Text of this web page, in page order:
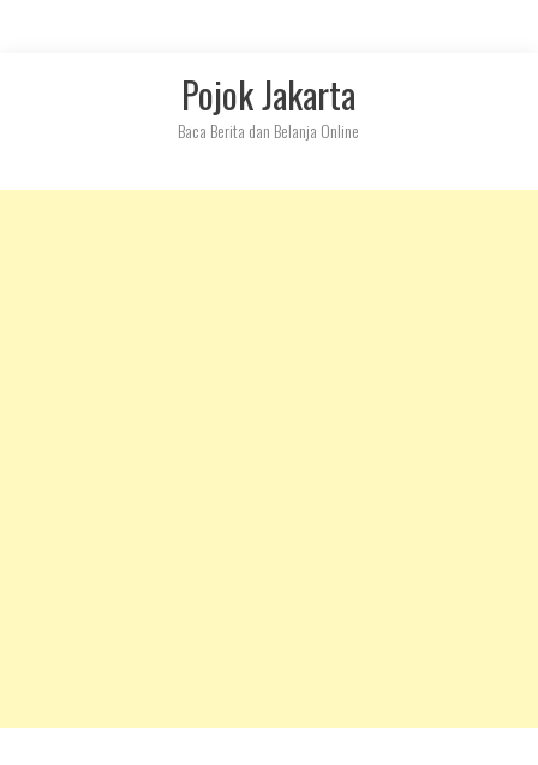
Pojok Jakarta
Baca Berita dan Belanja Online